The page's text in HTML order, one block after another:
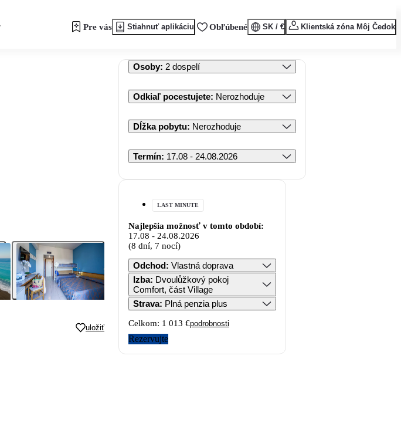
Pre vás Stiahnuť aplikáciu Obľúbené SK / € Klientská zóna Môj Čedok
uložiť
Osoby: 2 dospelí
Odkiaľ pocestujete: Nerozhoduje
Dĺžka pobytu: Nerozhoduje
Termín: 17.08 - 24.08.2026
LAST MINUTE
Najlepšia možnosť v tomto období:
17.08 - 24.08.2026
(8 dní, 7 nocí)
Odchod: Vlastná doprava
Izba: Dvoulůžkový pokoj
Comfort, část Village
Strava: Plná penzia plus
Celkom: 1 013 €podrobnosti
Rezervujte